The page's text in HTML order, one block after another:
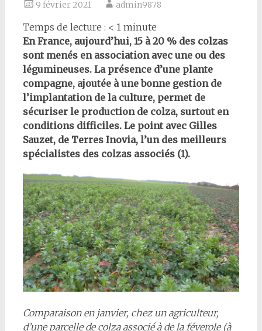
9 février 2021 admin9878
Temps de lecture : < 1 minute
En France, aujourd’hui, 15 à 20 % des colzas
sont menés en association avec une ou des
légumineuses. La présence d’une plante
compagne, ajoutée à une bonne gestion de
l’implantation de la culture, permet de
sécuriser le production de colza, surtout en
conditions difficiles. Le point avec Gilles
Sauzet, de Terres Inovia, l’un des meilleurs
spécialistes des colzas associés (1).
Comparaison en janvier, chez un agriculteur,
d’une parcelle de colza associé à de la féverole (à